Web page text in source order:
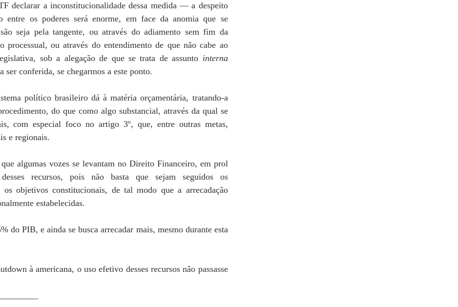
declarar a inconstitucionalidade dessa medida — a despeito
os poderes será enorme, em face da anomia que se
seja pela tangente, ou através do adiamento sem fim da
processual, ou através do entendimento de que não cabe ao
sob a alegação de que se trata de assunto interna
ser conferida, se chegarmos a este ponto.
político brasileiro dá à matéria orçamentária, tratando-a
do que como algo substancial, através da qual se
com especial foco no artigo 3º, que, entre outras metas,
e regionais.
algumas vozes se levantam no Direito Financeiro, em prol
recursos, pois não basta que sejam seguidos os
os objetivos constitucionais, de tal modo que a arrecadação
estabelecidas.
do PIB, e ainda se busca arrecadar mais, mesmo durante esta
à americana, o uso efetivo desses recursos não passasse